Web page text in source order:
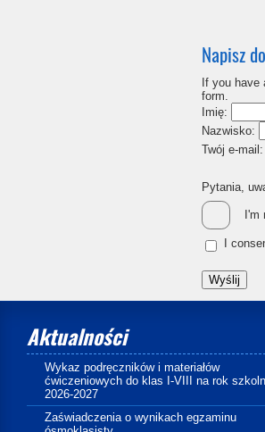
Napisz
If you have
form.
Imię:
Nazwisko:
Twój e-mail:
Pytania,
I'm
I
Aktualności
Wykaz podręczników i materiałów
ćwiczeniowych do klas I-VIII na rok
2026-2027
Zaświadczenia o wynikach egzaminu